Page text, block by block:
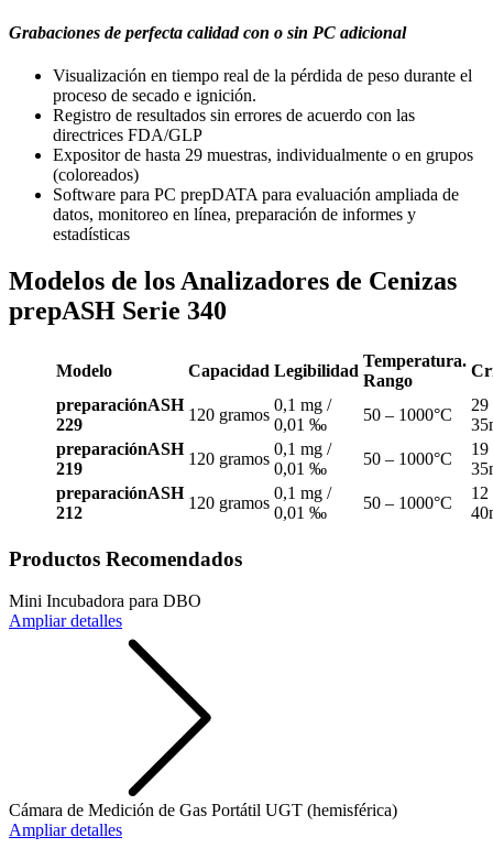
Grabaciones de perfecta calidad con o sin PC adicional
Visualización en tiempo real de la pérdida de peso durante el
proceso de secado e ignición.
Registro de resultados sin errores de acuerdo con las
directrices FDA/GLP
Expositor de hasta 29 muestras, individualmente o en grupos
(coloreados)
Software para PC prepDATA para evaluación ampliada de
datos, monitoreo en línea, preparación de informes y
estadísticas
Modelos de los Analizadores de Cenizas
prepASH Serie 340
Modelo Capacidad Legibilidad
Temperatura.
Rango
preparaciónASH
229
120 gramos
0,1 mg /
0,01 ‰
50 – 1000°C
29
preparaciónASH
219
120 gramos
0,1 mg /
0,01 ‰
50 – 1000°C
19
preparaciónASH
212
120 gramos
0,1 mg /
0,01 ‰
50 – 1000°C
12
Productos Recomendados
Mini Incubadora para DBO
Ampliar detalles
Cámara de Medición de Gas Portátil UGT (hemisférica)
Ampliar detalles